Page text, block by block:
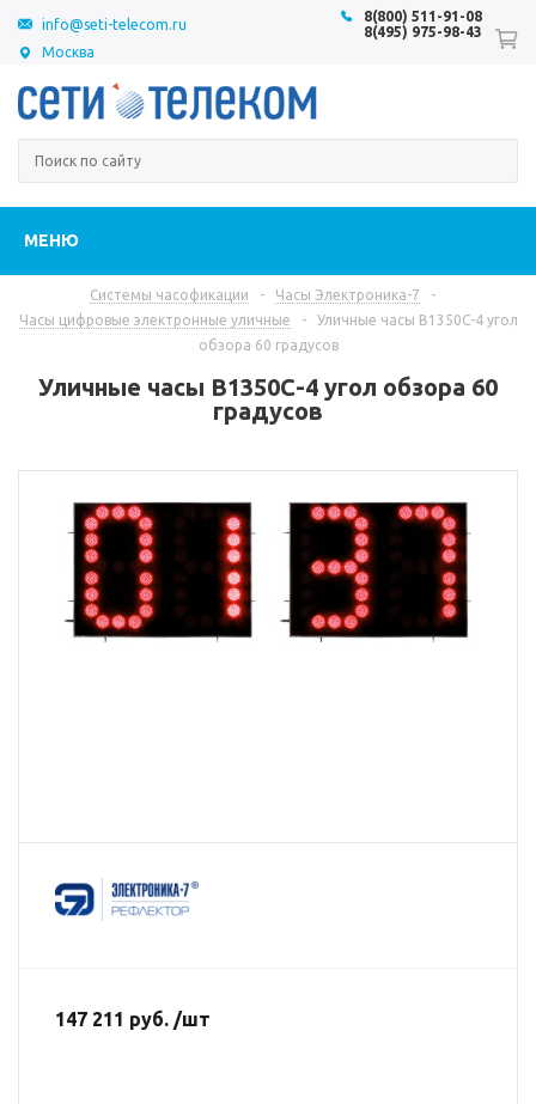
Москва
8(800) 511-91-08
8(495) 975-98-43
info@seti-telecom.ru
МЕНЮ
Системы часофикации - Часы Электроника-7
-
Часы цифровые электронные уличные
-
Уличные часы В1350С-4 угол
обзора 60 градусов
Уличные часы В1350С-4 угол обзора 60
градусов
147 211 руб. /шт